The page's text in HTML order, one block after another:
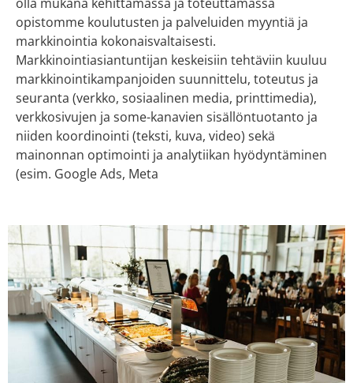
opistomme koulutusten ja palveluiden myyntiä ja
markkinointia kokonaisvaltaisesti.
Markkinointiasiantuntijan keskeisiin tehtäviin kuuluu
markkinointikampanjoiden suunnittelu, toteutus ja
seuranta (verkko, sosiaalinen media, printtimedia),
verkkosivujen ja some-kanavien sisällöntuotanto ja
niiden koordinointi (teksti, kuva, video) sekä
mainonnan optimointi ja analytiikan hyödyntäminen
(esim. Google Ads, Meta